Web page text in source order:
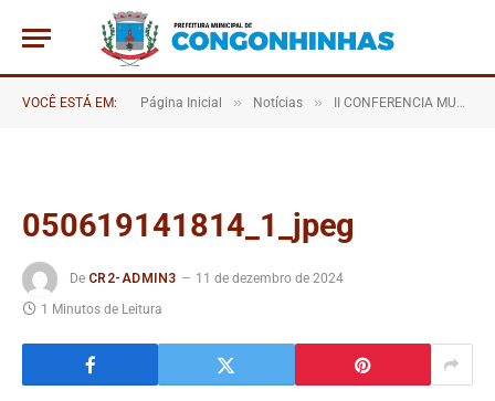
VOCÊ ESTÁ EM: Página Inicial » Notícias » II CONFERENCIA MUNICIPAL DE SEGURANÇA ALIMENTAR E NUTRICIONAL
050619141814_1_jpeg
De CR2-ADMIN3
11 de dezembro de 2024
1 Minutos de Leitura